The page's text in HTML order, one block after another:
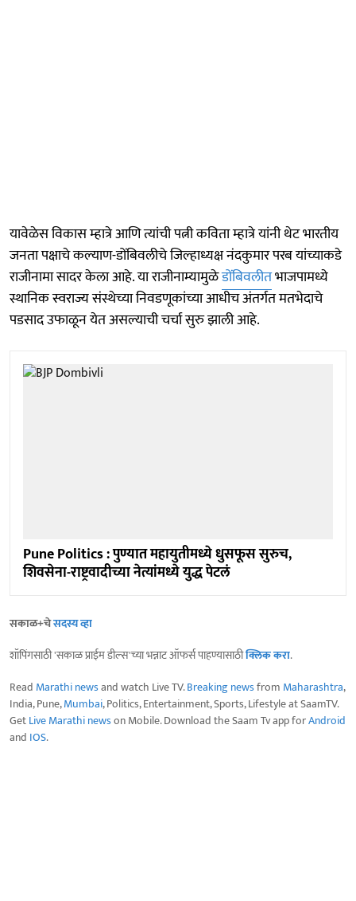
यावेळेस विकास म्हात्रे आणि त्यांची पत्नी कविता म्हात्रे यांनी थेट भारतीय
जनता पक्षाचे कल्याण-डोंबिवलीचे जिल्हाध्यक्ष नंदकुमार परब यांच्याकडे
राजीनामा सादर केला आहे. या राजीनाम्यामुळेडोंबिवलीतभाजपामध्ये
स्थानिक स्वराज्य संस्थेच्या निवडणूकांच्या आधीच अंतर्गत मतभेदाचे
पडसाद उफाळून येत असल्याची चर्चा सुरु झाली आहे.
Pune Politics : पुण्यात महायुतीमध्ये धुसफूस सुरुच,
शिवसेना-राष्ट्रवादीच्या नेत्यांमध्ये युद्ध पेटलं
सकाळ+चेसदस्य व्हा
शॉपिंगसाठी 'सकाळ प्राईम डील्स'च्या भन्नाट ऑफर्स पाहण्यासाठीक्लिक करा.
Read Marathi newsand watch Live TV.Breaking newsfrom Maharashtra,
India, Pune,Mumbai, Politics, Entertainment, Sports, Lifestyle at SaamTV.
GetLive Marathi newson Mobile. Download the Saam Tv app forAndroid
and IOS.